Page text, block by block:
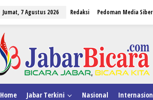
Jumat, 7 Agustus 2026 Redaksi Pedoman Media Siber
Home Jabar Terkini Nasional